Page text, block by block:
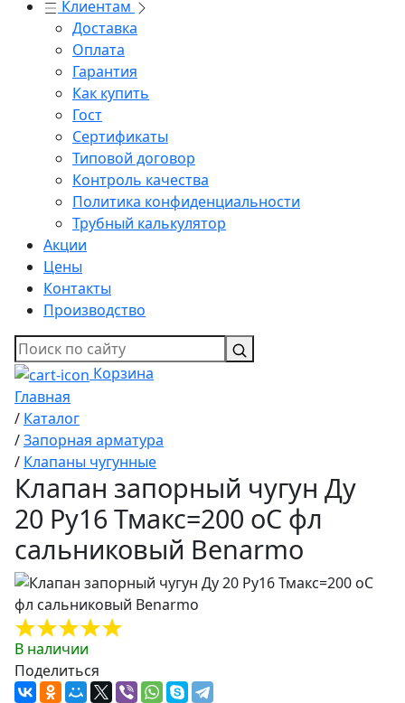
Клиентам
Доставка
Оплата
Гарантия
Как купить
Гост
Сертификаты
Типовой договор
Контроль качества
Политика конфиденциальности
Трубный калькулятор
Акции
Цены
Контакты
Производство
Корзина
Главная
/ Каталог
/Запорная арматура
/ Клапаны чугунные
Клапан запорный чугун Ду
20 Ру16 Тмакс=200 оС фл
сальниковый Benarmo
В наличии
Поделиться